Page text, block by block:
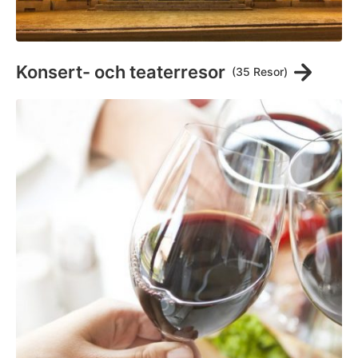
Konsert- och teaterresor (35 Resor)